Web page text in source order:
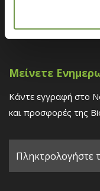
Βρείτε ένα
Μείνετε
Κάντε εγγραφή στο
και προσφορές της